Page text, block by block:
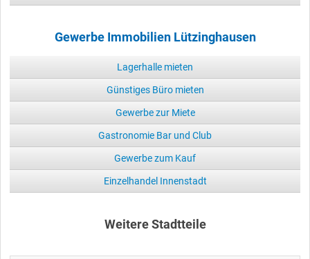
Gewerbe Immobilien Lützinghausen
Lagerhalle mieten
Günstiges Büro mieten
Gewerbe zur Miete
Gastronomie Bar und Club
Gewerbe zum Kauf
Einzelhandel Innenstadt
Weitere Stadtteile